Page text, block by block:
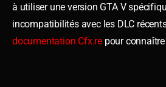
à utiliser une version GTA V
incompatibilités avec les DLC
documentation Cfx.re pour